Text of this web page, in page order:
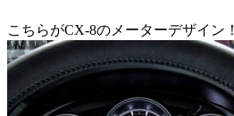
こちらがCX-8のメーターデザイン！